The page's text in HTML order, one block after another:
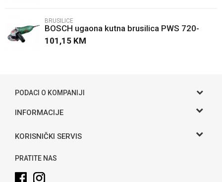
BRUSILICE
BOSCH ugaona kutna brusilica PWS 720-
115
101,15 KM
PODACI O KOMPANIJI
Gama S doo
Adresa
Telefon:
INFORMACIJE
O nama
KORISNIČKI SERVIS
Uslovi korišćenja i prodaje
PRATITE NAS